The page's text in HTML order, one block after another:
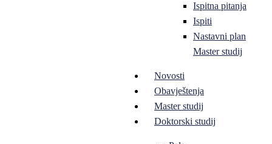
Ispitna pitanja
Ispiti
Nastavni plan
Master studij
Novosti
Obavještenja
Master studij
Doktorski studij